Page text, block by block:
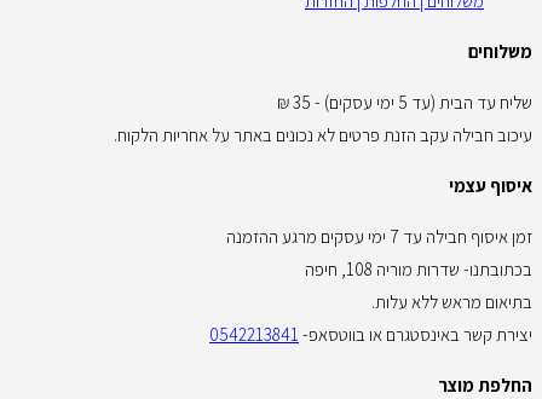
משלוחים
שליח עד הבית (עד 5 ימי עסקים) - 35 ₪
עיכוב חבילה עקב הזנת פרטים לא נכונים באתר על אחריות הלקוח.
איסוף עצמי
זמן איסוף חבילה עד 7 ימי עסקים מרגע ההזמנה
בכתובתנו- שדרות מוריה 108, חיפה
בתיאום מראש ללא עלות.
יצירת קשר באינסטגרם או בווטסאפ- 0542213841
החלפת מוצר